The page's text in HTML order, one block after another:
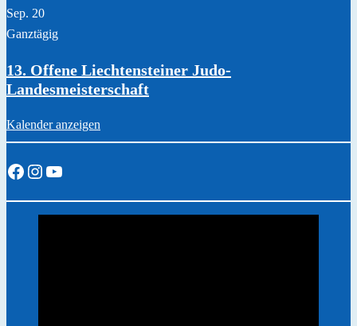
Sep. 20
Ganztägig
13. Offene Liechtensteiner Judo-
Landesmeisterschaft
Kalender anzeigen
Facebook
Instagram
YouTube